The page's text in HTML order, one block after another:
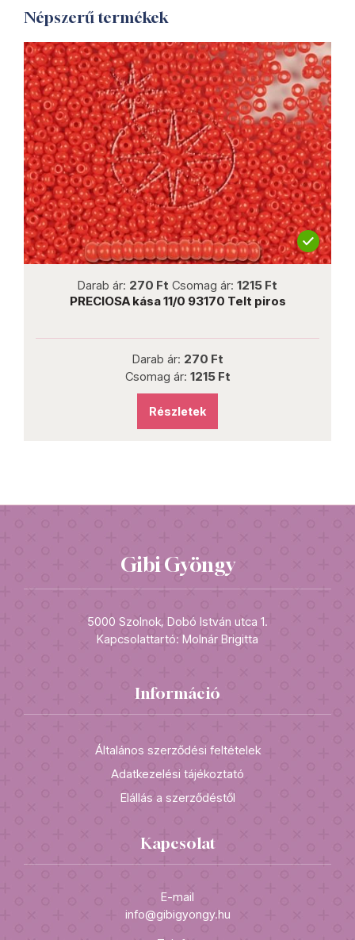
Népszerű termékek
Darab ár: 270 Ft Csomag ár: 1215 Ft
PRECIOSA kása 11/0 93170 Telt piros
Darab ár: 270 Ft
Csomag ár: 1215 Ft
Részletek
Gibi Gyöngy
5000 Szolnok, Dobó István utca 1.
Kapcsolattartó: Molnár Brigitta
Információ
Általános szerződési feltételek
Adatkezelési tájékoztató
Elállás a szerződéstől
Kapcsolat
E-mail
info@gibigyongy.hu